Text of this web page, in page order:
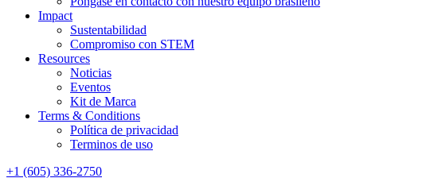
Impact
Sustentabilidad
Compromiso con STEM
Resources
Noticias
Eventos
Kit de Marca
Terms & Conditions
Política de privacidad
Terminos de uso
+1 (605) 336-2750